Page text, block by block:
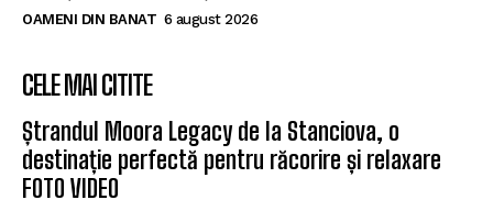
OAMENI DIN BANAT 6 august 2026
CELE MAI CITITE
Ștrandul Moora Legacy de la Stanciova, o
destinație perfectă pentru răcorire și relaxare
FOTO VIDEO